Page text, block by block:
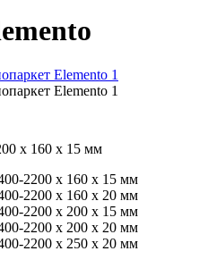
х 160 х 15 мм
2200 х 160 х 15 мм
2200 х 160 х 20 мм
2200 х 200 х 15 мм
2200 х 200 х 20 мм
2200 х 250 х 20 мм